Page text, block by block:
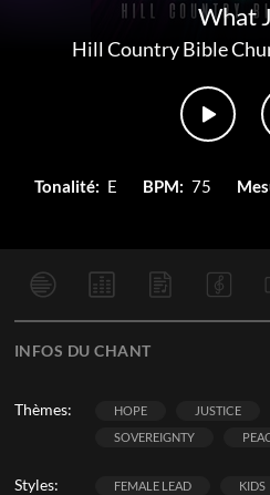
What
Hill Country Bible
Tonalité: E BPM: 75
INFOS DU CHANT
Thèmes: HOPE JUSTICE
SOVEREIGNTY
Styles: FEMALE LEAD KIDS